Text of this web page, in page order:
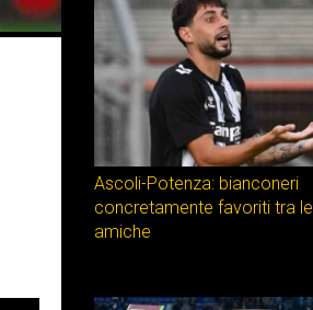
Ascoli-Potenza: bianconeri
concretamente favoriti tra
amiche